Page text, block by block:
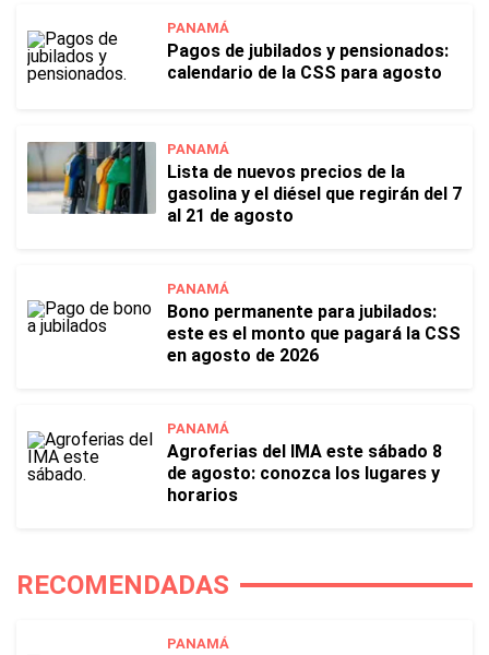
PANAMÁ
Pagos de jubilados y pensionados:
calendario de la CSS para agosto
PANAMÁ
Lista de nuevos precios de la
gasolina y el diésel que regirán del 7
al 21 de agosto
PANAMÁ
Bono permanente para jubilados:
este es el monto que pagará la CSS
en agosto de 2026
PANAMÁ
Agroferias del IMA este sábado 8
de agosto: conozca los lugares y
horarios
RECOMENDADAS
PANAMÁ